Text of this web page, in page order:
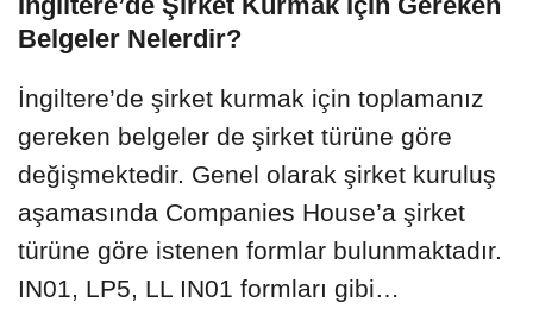
Belgeler Nelerdir?
İngiltere’de şirket kurmak için toplamanız
gereken belgeler de şirket türüne göre
değişmektedir. Genel olarak şirket kuruluş
aşamasında Companies House’a şirket
türüne göre istenen formlar bulunmaktadır.
IN01, LP5, LL IN01 formları gibi…